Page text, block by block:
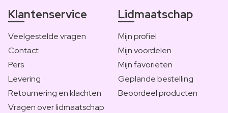
Klantenservice
Veelgestelde vragen
Contact
Pers
Levering
Retournering en klachten
Vragen over lidmaatschap
Lidmaatschap
Mijn profiel
Mijn voordelen
Mijn favorieten
Geplande bestelling
Beoordeel producten